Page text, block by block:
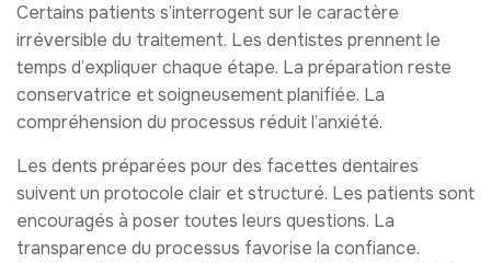
Certains patients s’interrogent sur le caractère
irréversible du traitement. Les dentistes prennent le
temps d’expliquer chaque étape. La préparation reste
conservatrice et soigneusement planifiée. La
compréhension du processus réduit l’anxiété.
Les dents préparées pour des facettes dentaires
suivent un protocole clair et structuré. Les patients sont
encouragés à poser toutes leurs questions. La
transparence du processus favorise la confiance.